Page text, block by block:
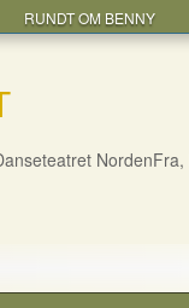
RUNDT OM BENNY
NordenFra,